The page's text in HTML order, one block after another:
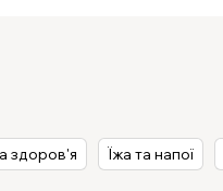
здоров'я Їжа та напої